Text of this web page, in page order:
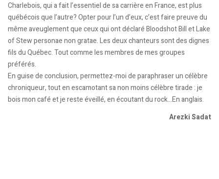
Charlebois, qui a fait l’essentiel de sa carrière en France, est plus
québécois que l’autre? Opter pour l’un d’eux, c’est faire preuve du
même aveuglement que ceux qui ont déclaré Bloodshot Bill et Lake
of Stew personae non gratae. Les deux chanteurs sont des dignes
fils du Québec. Tout comme les membres de mes groupes
préférés.
En guise de conclusion, permettez-moi de paraphraser un célèbre
chroniqueur, tout en escamotant sa non moins célèbre tirade : je
bois mon café et je reste éveillé, en écoutant du rock…En anglais.
Arezki Sadat